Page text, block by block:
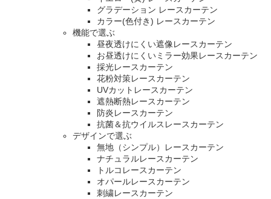
グラデーション レースカーテン
カラー(色付き) レースカーテン
機能で選ぶ
昼夜透けにくい遮像レースカーテン
お昼透けにくいミラー効果レースカーテン
採光レースカーテン
花粉対策レースカーテン
UVカットレースカーテン
遮熱断熱レースカーテン
防炎レースカーテン
抗菌＆抗ウイルスレースカーテン
デザインで選ぶ
無地（シンプル）レースカーテン
ナチュラルレースカーテン
トルコレースカーテン
オパールレースカーテン
刺繍レースカーテン